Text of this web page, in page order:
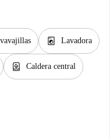
local_laundry_service Lavadora
water_heater Caldera central